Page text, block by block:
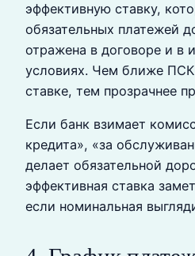
эффективную ставку,
обязательных платежей
отражена в договоре и в
условиях. Чем ближе
ставке, тем прозрачнее
Если банк взимает
кредита», «за
делает обязательной
эффективная ставка
если номинальная